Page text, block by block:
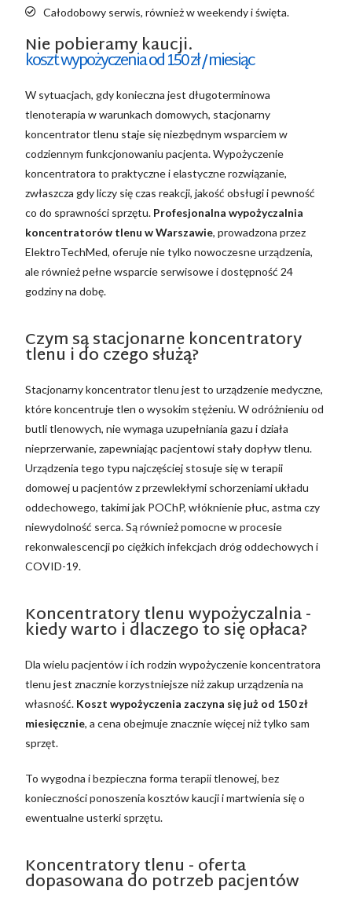
Całodobowy serwis, również w weekendy i święta.
Nie pobieramy kaucji.
koszt wypożyczenia od 150 zł / miesiąc
W sytuacjach, gdy konieczna jest długoterminowa
tlenoterapia w warunkach domowych, stacjonarny
koncentrator tlenu staje się niezbędnym wsparciem w
codziennym funkcjonowaniu pacjenta. Wypożyczenie
koncentratora to praktyczne i elastyczne rozwiązanie,
zwłaszcza gdy liczy się czas reakcji, jakość obsługi i pewność
co do sprawności sprzętu. Profesjonalna wypożyczalnia
koncentratorów tlenu w Warszawie, prowadzona przez
ElektroTechMed, oferuje nie tylko nowoczesne urządzenia,
ale również pełne wsparcie serwisowe i dostępność 24
godziny na dobę.
Czym są stacjonarne koncentratory
tlenu i do czego służą?
Stacjonarny koncentrator tlenu jest to urządzenie medyczne,
które koncentruje tlen o wysokim stężeniu. W odróżnieniu od
butli tlenowych, nie wymaga uzupełniania gazu i działa
nieprzerwanie, zapewniając pacjentowi stały dopływ tlenu.
Urządzenia tego typu najczęściej stosuje się w terapii
domowej u pacjentów z przewlekłymi schorzeniami układu
oddechowego, takimi jak POChP, włóknienie płuc, astma czy
niewydolność serca. Są również pomocne w procesie
rekonwalescencji po ciężkich infekcjach dróg oddechowych i
COVID-19.
Koncentratory tlenu wypożyczalnia -
kiedy warto i dlaczego to się opłaca?
Dla wielu pacjentów i ich rodzin wypożyczenie koncentratora
tlenu jest znacznie korzystniejsze niż zakup urządzenia na
własność. Koszt wypożyczenia zaczyna się już od 150 zł
miesięcznie, a cena obejmuje znacznie więcej niż tylko sam
sprzęt.
To wygodna i bezpieczna forma terapii tlenowej, bez
konieczności ponoszenia kosztów kaucji i martwienia się o
ewentualne usterki sprzętu.
Koncentratory tlenu - oferta
dopasowana do potrzeb pacjentów